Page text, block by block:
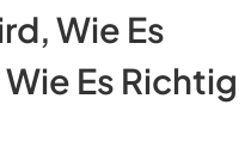
Wie Es
Es Richtig